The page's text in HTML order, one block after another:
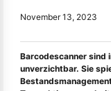
November 13, 2023
Barcodescanner sind
unverzichtbar. Sie